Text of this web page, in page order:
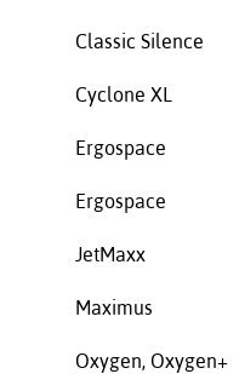
Classic Silence
Cyclone XL
Ergospace
Ergospace
JetMaxx
Maximus
Oxygen, Oxygen+